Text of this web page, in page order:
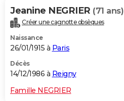
Jeanine NEGRIER (71 ans)
Créer une cagnotte obsèques
Naissance
26/01/1915 à Paris
Décès
14/12/1986 à Reigny
Famille NEGRIER